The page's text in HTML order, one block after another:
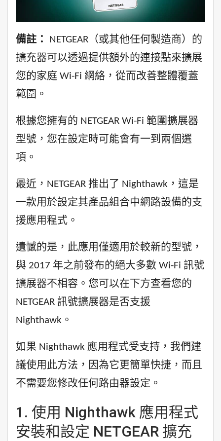
備註：
NETGEAR（或其他任何製造商）的
擴充器可以透過提供額外的連接點來擴展
您的家庭 Wi-Fi 網絡，從而改善整體覆蓋
範圍。
根據您擁有的 NETGEAR Wi-Fi 範圍擴展器
型號，您在設定時可能會有一到兩個選
項。
最近，NETGEAR 推出了 Nighthawk，這是
一款用於設定其產品組合中網路設備的支
援應用程式。
遺憾的是，此應用僅適用於較新的型號，
與 2017 年之前發布的絕大多數 Wi-Fi 訊號
擴展器不相容。您可以在下方查看您的
NETGEAR 訊號擴展器是否支援
Nighthawk。
如果 Nighthawk 應用程式受支持，我們建
議使用此方法，因為它更簡單快捷，而且
不需要您修改任何路由器設定。
1. 使用 Nighthawk 應用程式
安裝和設定 NETGEAR 擴充